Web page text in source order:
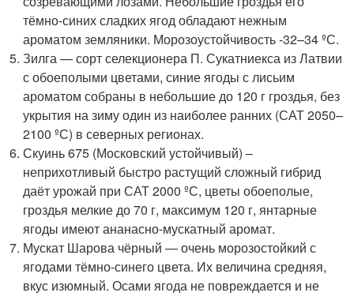
тёмно-синих сладких ягод обладают нежным
ароматом земляники. Морозоустойчивость -32–34 ºС.
Зилга — сорт селекционера П. Сукатниекса из Латвии
с обоеполыми цветами, синие ягоды с лисьим
ароматом собраны в небольшие до 120 г гроздья, без
укрытия на зиму один из наиболее ранних (САТ 2050–
2100 ºС) в северных регионах.
Скуинь 675 (Московский устойчивый) –
неприхотливый быстро растущий сложный гибрид
даёт урожай при САТ 2000 ºС, цветы обоеполые,
гроздья мелкие до 70 г, максимум 120 г, янтарные
ягоды имеют ананасно-мускатный аромат.
Мускат Шарова чёрный — очень морозостойкий с
ягодами тёмно-синего цвета. Их величина средняя,
вкус изюмный. Осами ягода не повреждается и не